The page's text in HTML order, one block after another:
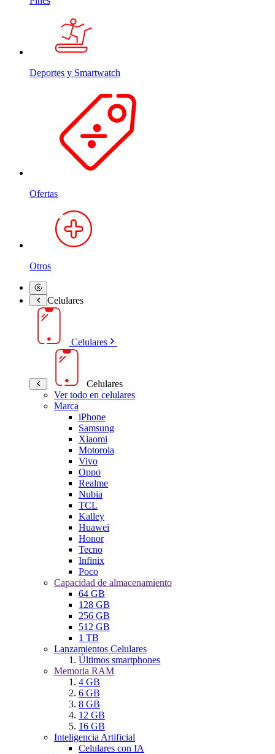
Deportes y Smartwatch
Ofertas
Otros
Celulares
Celulares
Celulares
Ver todo en celulares
Marca
iPhone
Samsung
Xiaomi
Motorola
Vivo
Oppo
Realme
Nubia
TCL
Kalley
Huawei
Honor
Tecno
Infinix
Poco
Capacidad de almacenamiento
64 GB
128 GB
256 GB
512 GB
1 TB
Lanzamientos Celulares
Últimos smartphones
Memoria RAM
4 GB
6 GB
8 GB
12 GB
16 GB
Inteligencia Artificial
Celulares con IA